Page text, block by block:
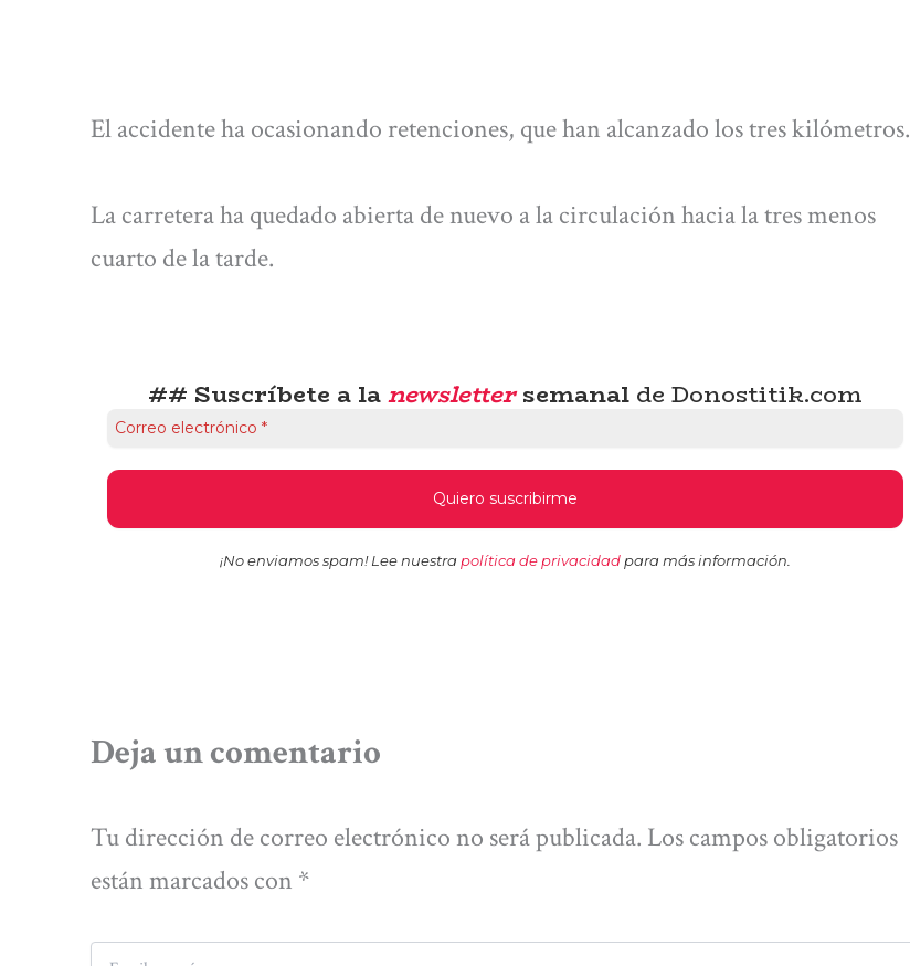
El accidente ha ocasionando retenciones, que han alcanzado los tres kilómetros.
La carretera ha quedado abierta de nuevo a la circulación hacia la tres menos
cuarto de la tarde.
## Suscríbete a lanewslettersemanal de Donostitik.com
¡No enviamos spam! Lee nuestrapolítica de privacidadpara más información.
Deja un comentario
Tu dirección de correo electrónico no será publicada. Los campos obligatorios
están marcados con *
Escribe